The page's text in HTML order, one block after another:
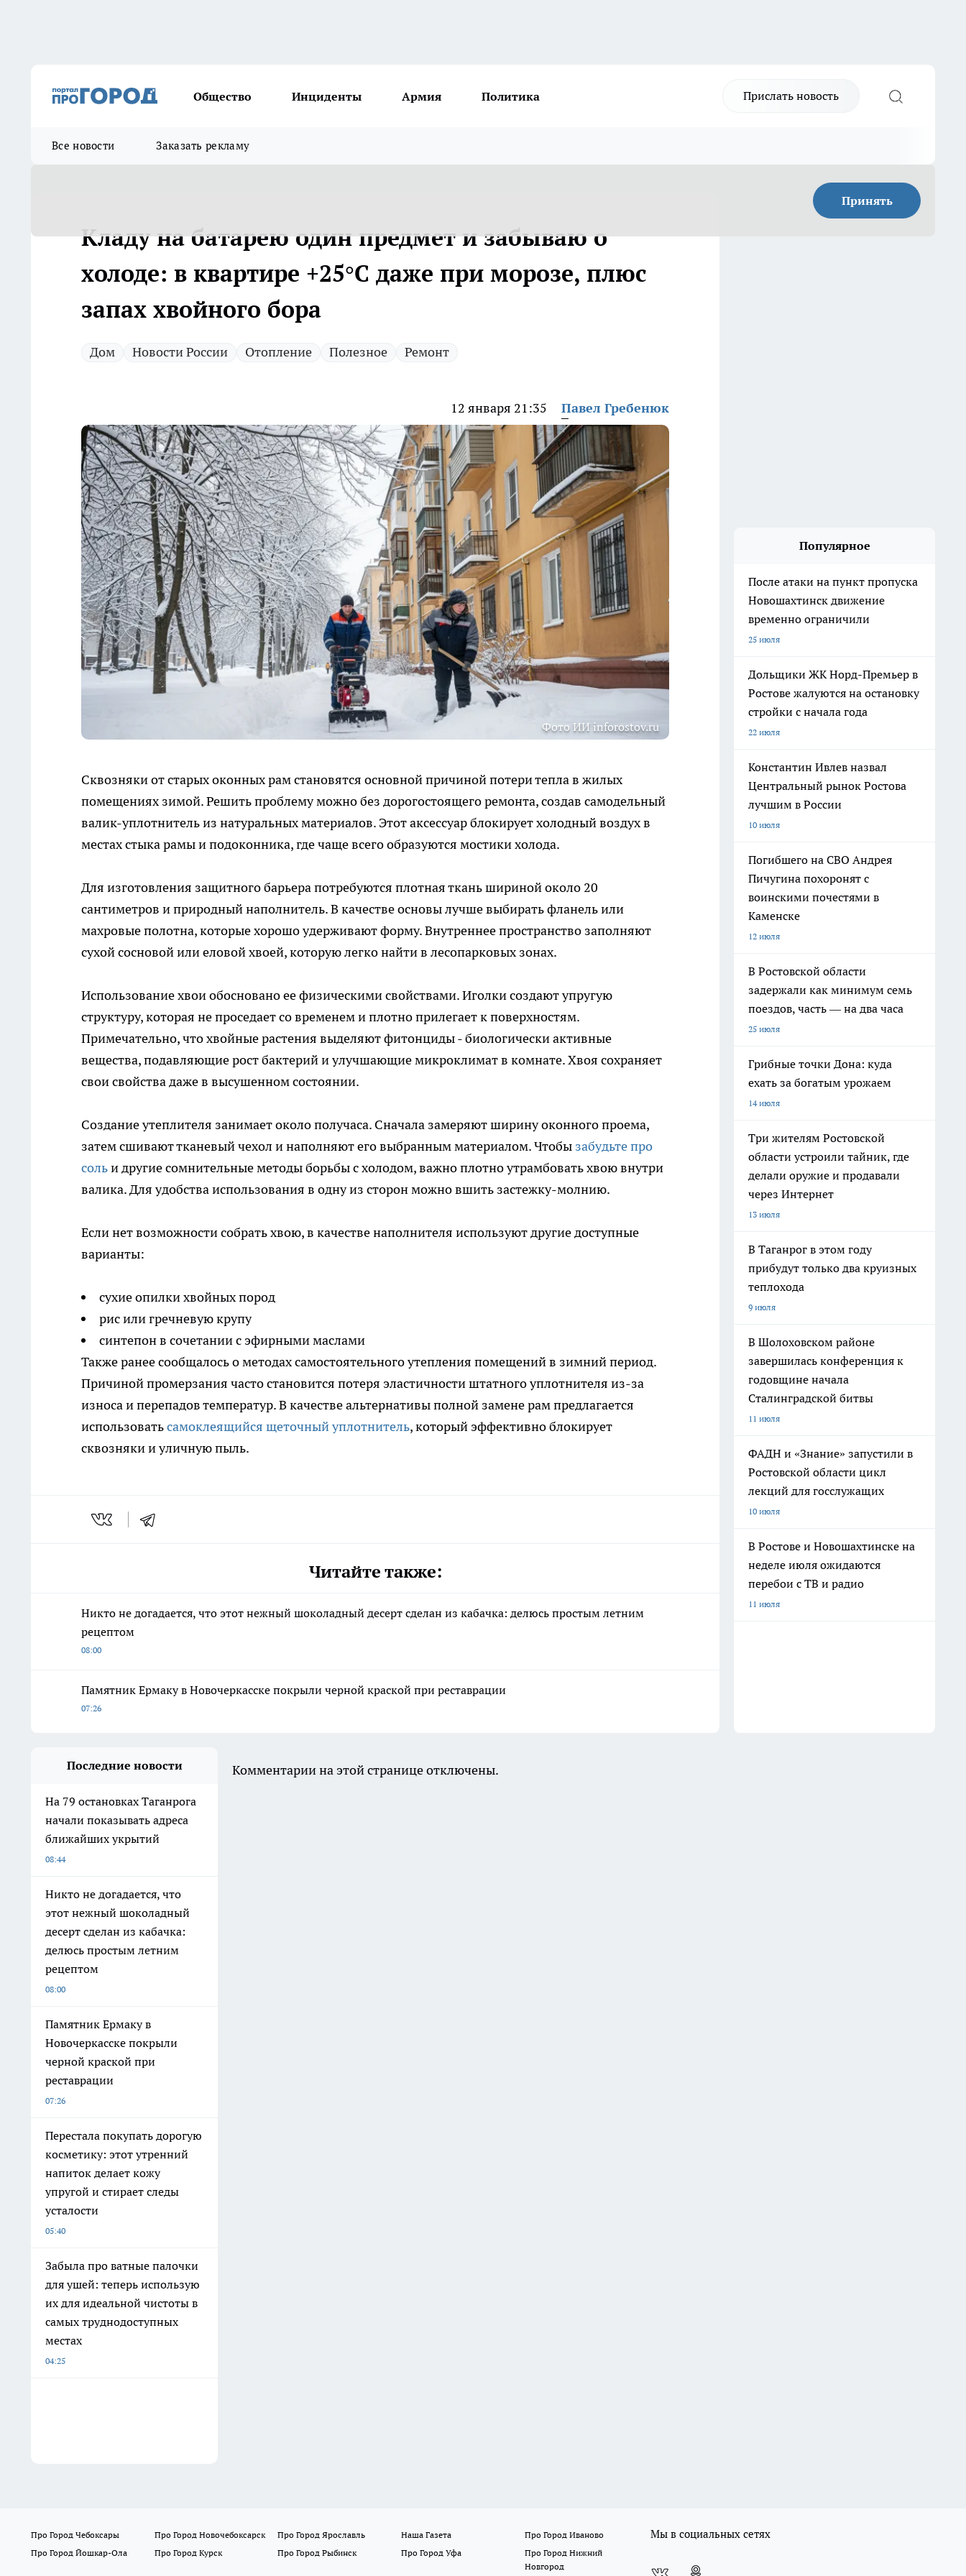
Общество Инциденты Армия Политика Прислать новость
Все новости Заказать рекламу
Принять
Кладу на батарею один предмет и забываю о
холоде: в квартире +25°C даже при морозе, плюс
запах хвойного бора
Дом Новости России Отопление Полезное Ремонт
12 января 21:35 Павел Гребенюк
Фото ИИ inforostov.ru
Сквозняки от старых оконных рам становятся основной причиной потери тепла в жилых
помещениях зимой. Решить проблему можно без дорогостоящего ремонта, создав самодельный
валик-уплотнитель из натуральных материалов. Этот аксессуар блокирует холодный воздух в
местах стыка рамы и подоконника, где чаще всего образуются мостики холода.
Для изготовления защитного барьера потребуются плотная ткань шириной около 20
сантиметров и природный наполнитель. В качестве основы лучше выбирать фланель или
махровые полотна, которые хорошо удерживают форму. Внутреннее пространство заполняют
сухой сосновой или еловой хвоей, которую легко найти в лесопарковых зонах.
Использование хвои обосновано ее физическими свойствами. Иголки создают упругую
структуру, которая не проседает со временем и плотно прилегает к поверхностям.
Примечательно, что хвойные растения выделяют фитонциды - биологически активные
вещества, подавляющие рост бактерий и улучшающие микроклимат в комнате. Хвоя сохраняет
свои свойства даже в высушенном состоянии.
Создание утеплителя занимает около получаса. Сначала замеряют ширину оконного проема,
затем сшивают тканевый чехол и наполняют его выбранным материалом. Чтобы забудьте про
сольи другие сомнительные методы борьбы с холодом, важно плотно утрамбовать хвою внутри
валика. Для удобства использования в одну из сторон можно вшить застежку-молнию.
Если нет возможности собрать хвою, в качестве наполнителя используют другие доступные
варианты:
сухие опилки хвойных пород
рис или гречневую крупу
синтепон в сочетании с эфирными маслами
Также ранее сообщалось о методах самостоятельного утепления помещений в зимний период.
Причиной промерзания часто становится потеря эластичности штатного уплотнителя из-за
износа и перепадов температур. В качестве альтернативы полной замене рам предлагается
использоватьсамоклеящийся щеточный уплотнитель, который эффективно блокирует
сквозняки и уличную пыль.
Читайте также:
Никто не догадается, что этот нежный шоколадный десерт сделан из кабачка: делюсь простым летним
рецептом
08:00
Памятник Ермаку в Новочеркасске покрыли черной краской при реставрации
07:26
Популярное
После атаки на пункт пропуска
Новошахтинск движение
временно ограничили
25 июля
Дольщики ЖК Норд-Премьер в
Ростове жалуются на остановку
стройки с начала года
22 июля
Константин Ивлев назвал
Центральный рынок Ростова
лучшим в России
10 июля
Погибшего на СВО Андрея
Пичугина похоронят с
воинскими почестями в
Каменске
12 июля
В Ростовской области
задержали как минимум семь
поездов, часть — на два часа
25 июля
Грибные точки Дона: куда
ехать за богатым урожаем
14 июля
Три жителям Ростовской
области устроили тайник, где
делали оружие и продавали
через Интернет
13 июля
В Таганрог в этом году
прибудут только два круизных
теплохода
9 июля
В Шолоховском районе
завершилась конференция к
годовщине начала
Сталинградской битвы
11 июля
ФАДН и «Знание» запустили в
Ростовской области цикл
лекций для госслужащих
10 июля
В Ростове и Новошахтинске на
неделе июля ожидаются
перебои с ТВ и радио
11 июля
Последние новости
На 79 остановках Таганрога
начали показывать адреса
ближайших укрытий
08:44
Никто не догадается, что
этот нежный шоколадный
десерт сделан из кабачка:
делюсь простым летним
рецептом
08:00
Памятник Ермаку в
Новочеркасске покрыли
черной краской при
реставрации
07:26
Перестала покупать дорогую
косметику: этот утренний
напиток делает кожу
упругой и стирает следы
усталости
05:40
Забыла про ватные палочки
для ушей: теперь использую
их для идеальной чистоты в
самых труднодоступных
местах
04:25
Комментарии на этой странице отключены.
Про Город Чебоксары Про Город Новочебоксарск Про Город Ярославль Наша Газета
Про Город Иваново
Про Город Йошкар-Ола
Про Город Курск Про Город Рыбинск Про Город Уфа
Про Город Нижний
Новгород
Мы в социальных сетях